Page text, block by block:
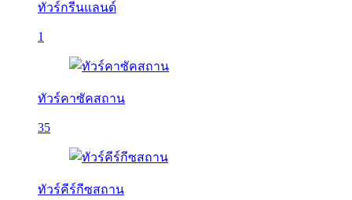
ทัวร์กรีนแลนด์
1
ทัวร์คาซัคสถาน
35
ทัวร์คีร์กีซสถาน